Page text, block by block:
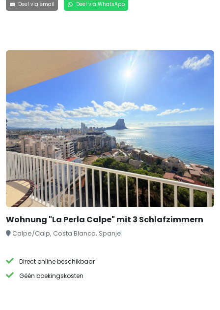
Deel via email
Deel via WhatsApp
Wohnung "La Perla Calpe" mit 3 Schlafzimmern
Calpe/Calp, Costa Blanca, Spanje
Direct online beschikbaar
Géén boekingskosten